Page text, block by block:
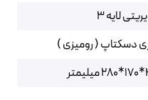
لایه ۳
دسکتاپ ( رومیزی )